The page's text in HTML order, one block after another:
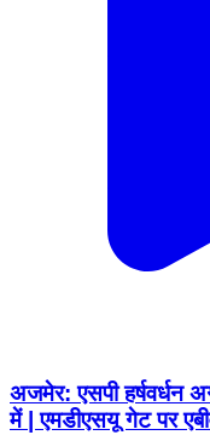
अजमेर: एसपी हर्षवर्धन
में | एमडीएसयू गेट पर